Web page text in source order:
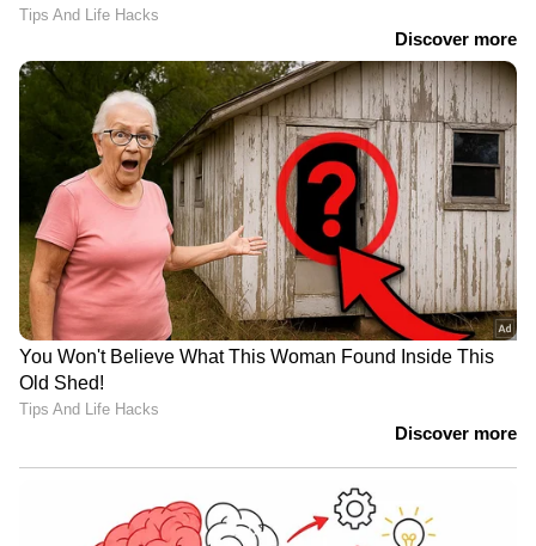
പരാതിക്കാരിയുടെ വസ്ത്രധാരണം
ജാമ്യ ഉത്തരവിലെ കോഴിക്കോട് അഡീഷണൽ
സെഷൻസ് കോടതിയുടെ നിരീക്ഷണം നീക്കം